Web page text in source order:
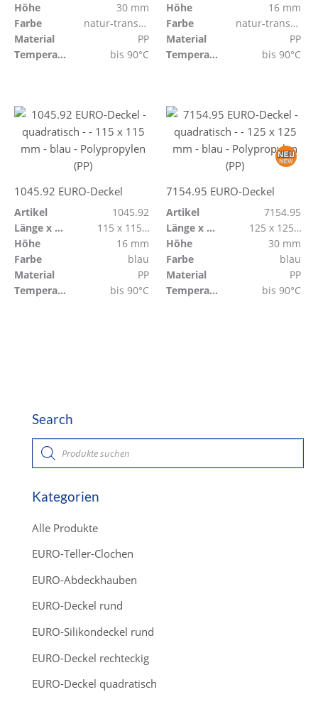
Höhe
30 mm
Farbe
natur-transparent
Material
PP
Temperaturbeständig
bis 90°C
Höhe
16 mm
Farbe
natur-transparent
Material
PP
Temperaturbeständig
bis 90°C
1045.92 EURO-Deckel
Artikel
1045.92
Länge x Breite
115 x 115 mm
Höhe
16 mm
Farbe
blau
Material
PP
Temperaturbeständig
bis 90°C
7154.95 EURO-Deckel
Artikel
7154.95
Länge x Breite
125 x 125 mm
Höhe
30 mm
Farbe
blau
Material
PP
Temperaturbeständig
bis 90°C
Search
P
o
c
t
s
e
r
h
Kategorien
Alle Produkte
EURO-Teller-Clochen
EURO-Abdeckhauben
EURO-Deckel rund
EURO-Silikondeckel rund
EURO-Deckel rechteckig
EURO-Deckel quadratisch